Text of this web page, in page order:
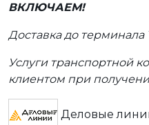
ВКЛЮЧАЕМ!
Доставка до терминала
Услуги транспортной
клиентом при
Деловые